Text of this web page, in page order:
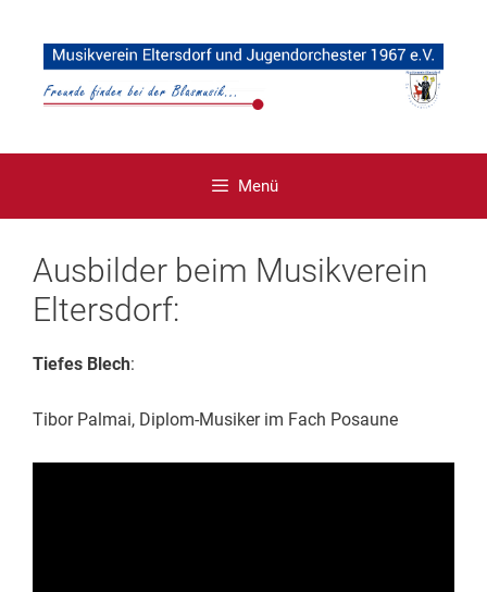
springen
Menü
Ausbilder beim Musikverein
Eltersdorf:
Tiefes Blech:
Tibor Palmai, Diplom-Musiker im Fach Posaune